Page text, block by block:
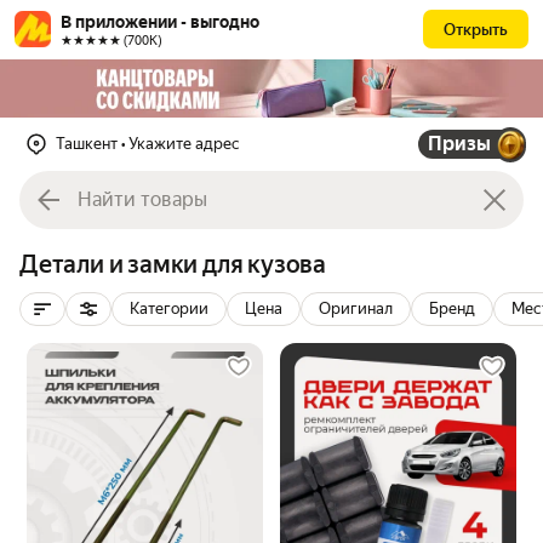
В приложении - выгодно
★★★★★ (700К)
Открыть
Ташкент • Укажите адрес Призы
Детали и замки для кузова
Категории Цена Оригинал Бренд